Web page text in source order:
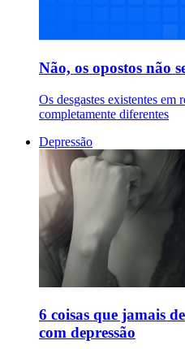
Não, os opostos não
Os desgastes existentes em
completamente diferentes
Depressão
6 coisas que jamais
com depressão